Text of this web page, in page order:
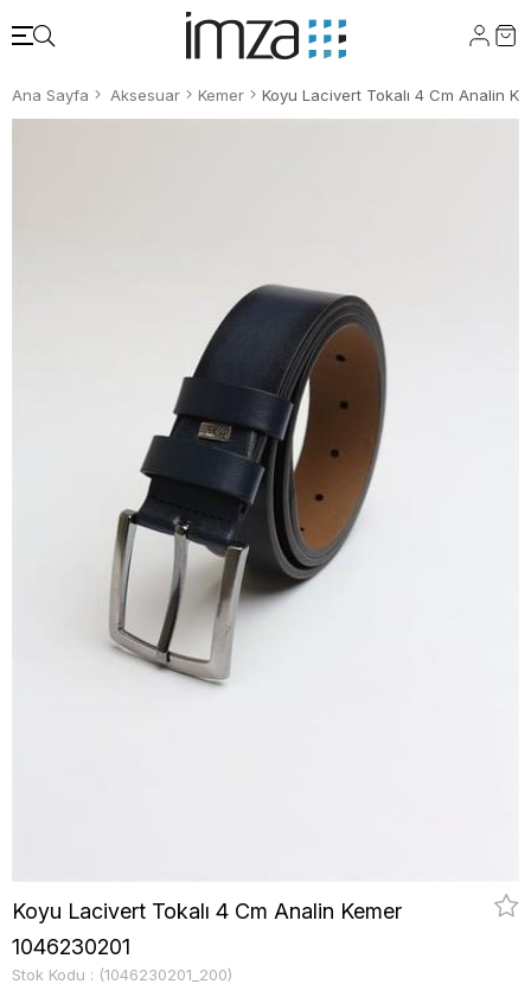
Ana Sayfa Aksesuar Kemer Koyu Lacivert Tokalı 4 Cm Analin
Koyu Lacivert Tokalı 4 Cm Analin Kemer
1046230201
Stok Kodu (1046230201_200)